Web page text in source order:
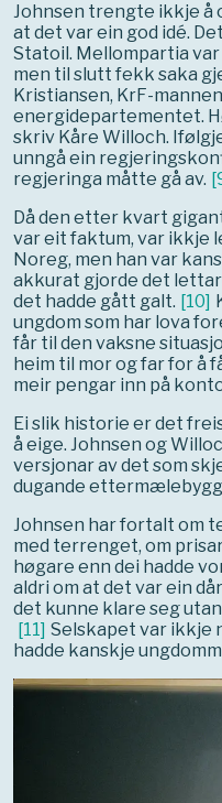
Johnsen trengte ikkje å
at det var ein god idé.
Statoil. Mellompartia
men til slutt fekk saka
Kristiansen, KrF-
energidepartementet.
skriv Kåre Willoch.
unngå ein
regjeringa måtte gå av. [
Då den etter kvart
var eit faktum, var ikkje
Noreg, men han var
akkurat gjorde det
det hadde gått galt. [10]
ungdom som har lova
får til den vaksne
heim til mor og far for å
meir pengar inn på
Ei slik historie er det
å eige. Johnsen og
versjonar av det som
dugande
Johnsen har fortalt om
med terrenget, om
høgare enn dei hadde
aldri om at det var ein
det kunne klare seg
[11] Selskapet var ikkje
hadde kanskje